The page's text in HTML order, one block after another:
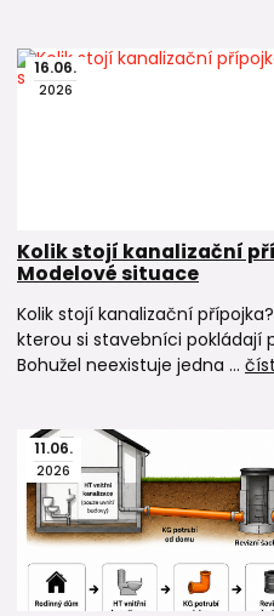
16.06.
2026
Kolik stojí kanalizační
Modelové situace
Kolik stojí kanalizační
kterou si stavebníci pokládají
Bohužel neexistuje jedna ...
11.06.
2026